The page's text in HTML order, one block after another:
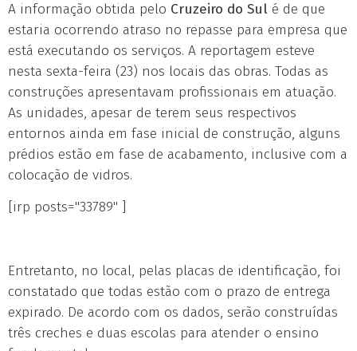
A informação obtida pelo Cruzeiro do Sul é de que
estaria ocorrendo atraso no repasse para empresa que
está executando os serviços. A reportagem esteve
nesta sexta-feira (23) nos locais das obras. Todas as
construções apresentavam profissionais em atuação.
As unidades, apesar de terem seus respectivos
entornos ainda em fase inicial de construção, alguns
prédios estão em fase de acabamento, inclusive com a
colocação de vidros.
[irp posts="33789" ]
Entretanto, no local, pelas placas de identificação, foi
constatado que todas estão com o prazo de entrega
expirado. De acordo com os dados, serão construídas
três creches e duas escolas para atender o ensino